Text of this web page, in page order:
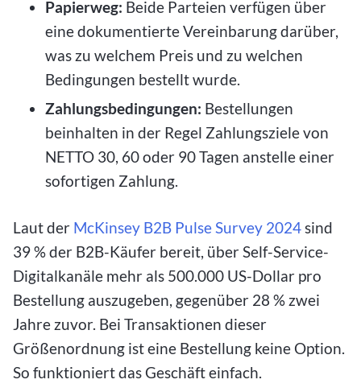
Papierweg: Beide Parteien verfügen über
eine dokumentierte Vereinbarung darüber,
was zu welchem Preis und zu welchen
Bedingungen bestellt wurde.
Zahlungsbedingungen: Bestellungen
beinhalten in der Regel Zahlungsziele von
NETTO 30, 60 oder 90 Tagen anstelle einer
sofortigen Zahlung.
Laut der McKinsey B2B Pulse Survey 2024sind
39 % der B2B-Käufer bereit, über Self-Service-
Digitalkanäle mehr als 500.000 US-Dollar pro
Bestellung auszugeben, gegenüber 28 % zwei
Jahre zuvor. Bei Transaktionen dieser
Größenordnung ist eine Bestellung keine Option.
So funktioniert das Geschäft einfach.